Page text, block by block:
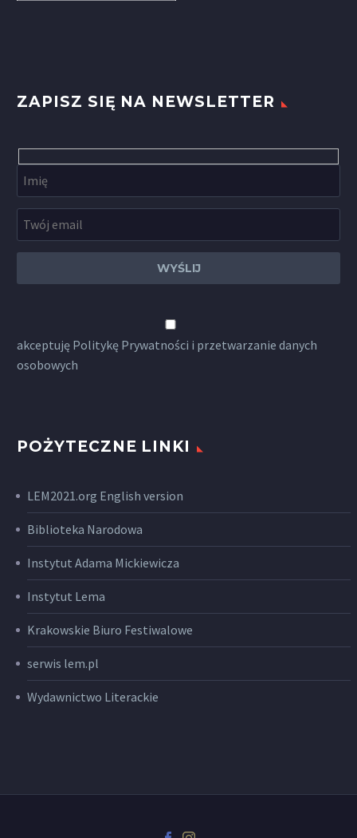
ZAPISZ SIĘ NA NEWSLETTER
akceptuję Politykę Prywatności i przetwarzanie danych
osobowych
POŻYTECZNE LINKI
LEM2021.org English version
Biblioteka Narodowa
Instytut Adama Mickiewicza
Instytut Lema
Krakowskie Biuro Festiwalowe
serwis lem.pl
Wydawnictwo Literackie